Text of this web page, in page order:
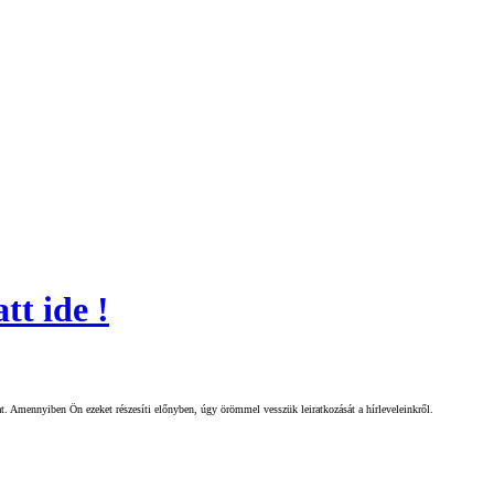
ide !
Ön ezeket részesíti előnyben, úgy örömmel vesszük leiratkozását a hírleveleinkről.